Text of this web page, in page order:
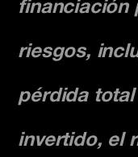
financiación
riesgos,
pérdida
invertido, el